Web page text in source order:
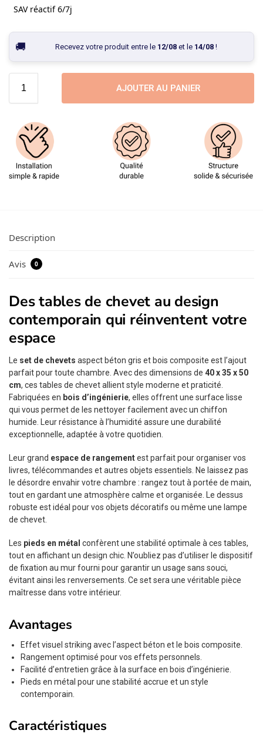
SAV réactif 6/7j
Recevez votre produit entre le 12/08et le 14/08!
AJOUTER AU PANIER
Description
Avis 0
Des tables de chevet au design
contemporain qui réinventent votre
espace
Le set de chevets aspect béton gris et bois composite est l’ajout
parfait pour toute chambre. Avec des dimensions de 40 x 35 x 50
cm, ces tables de chevet allient style moderne et praticité.
Fabriquées en bois d’ingénierie, elles offrent une surface lisse
qui vous permet de les nettoyer facilement avec un chiffon
humide. Leur résistance à l’humidité assure une durabilité
exceptionnelle, adaptée à votre quotidien.
Leur grand espace de rangementest parfait pour organiser vos
livres, télécommandes et autres objets essentiels. Ne laissez pas
le désordre envahir votre chambre : rangez tout à portée de main,
tout en gardant une atmosphère calme et organisée. Le dessus
robuste est idéal pour vos objets décoratifs ou même une lampe
de chevet.
Les pieds en métal confèrent une stabilité optimale à ces tables,
tout en affichant un design chic. N’oubliez pas d’utiliser le dispositif
de fixation au mur fourni pour garantir un usage sans souci,
évitant ainsi les renversements. Ce set sera une véritable pièce
maîtresse dans votre intérieur.
Avantages
Effet visuel striking avec l’aspect béton et le bois composite.
Rangement optimisé pour vos effets personnels.
Facilité d’entretien grâce à la surface en bois d’ingénierie.
Pieds en métal pour une stabilité accrue et un style
contemporain.
Caractéristiques